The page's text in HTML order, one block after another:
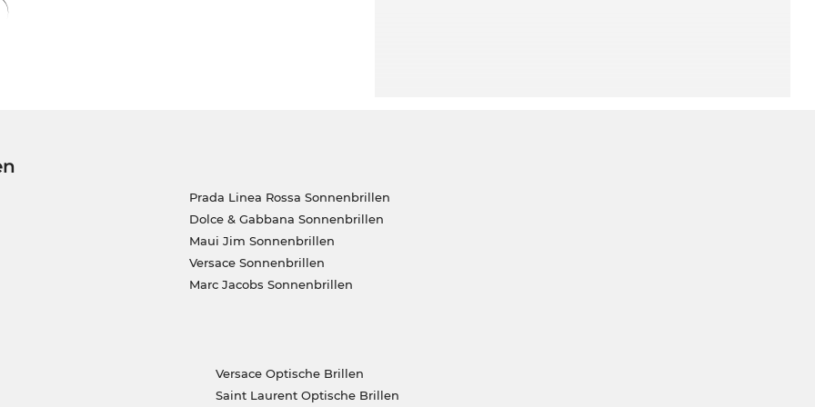
wir Deine Brille sofort an Dich
anderen Onlineshops ein Sale ist, ist bei
Prada Linea Rossa Sonnenbrillen
Dolce & Gabbana Sonnenbrillen
Maui Jim Sonnenbrillen
Versace Sonnenbrillen
Marc Jacobs Sonnenbrillen
Versace Optische Brillen
Saint Laurent Optische Brillen